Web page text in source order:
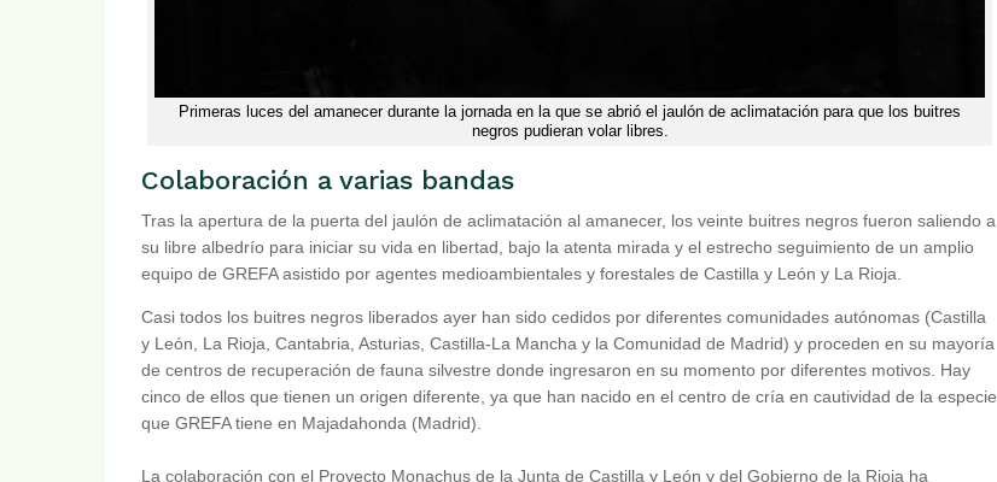
Primeras luces del amanecer durante la jornada en la que se abrió el jaulón de aclimatación para que los buitres
negros pudieran volar libres.
Colaboración a varias bandas
Tras la apertura de la puerta del jaulón de aclimatación al amanecer, los veinte buitres negros fueron saliendo a
su libre albedrío para iniciar su vida en libertad, bajo la atenta mirada y el estrecho seguimiento de un amplio
equipo de GREFA asistido por agentes medioambientales y forestales de Castilla y León y La Rioja.
Casi todos los buitres negros liberados ayer han sido cedidos por diferentes comunidades autónomas (Castilla
y León, La Rioja, Cantabria, Asturias, Castilla-La Mancha y la Comunidad de Madrid) y proceden en su mayoría
de centros de recuperación de fauna silvestre donde ingresaron en su momento por diferentes motivos. Hay
cinco de ellos que tienen un origen diferente, ya que han nacido en el centro de cría en cautividad de la especie
que GREFA tiene en Majadahonda (Madrid).
La colaboración con el Proyecto Monachus de la Junta de Castilla y León y del Gobierno de la Rioja ha